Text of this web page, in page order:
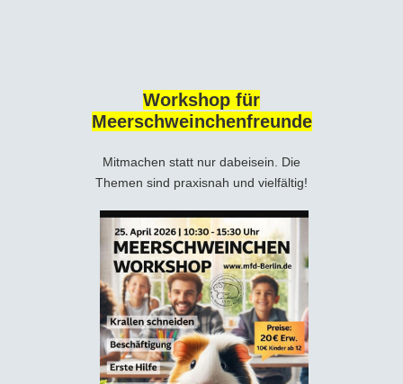
Workshop für
Meerschweinchenfreunde
Mitmachen statt nur dabeisein. Die
Themen sind praxisnah und vielfältig!